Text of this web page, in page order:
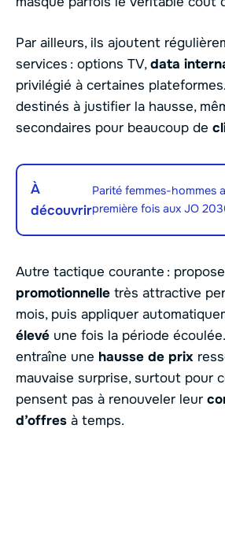
Par ailleurs, ils ajoutent
services : options TV,data
privilégié à certaines
destinés à justifier la hausse,
secondaires pour beaucoup de
À
découvrir
Parité femmes-hommes
première fois aux JO
Autre tactique courante :
promotionnelle très attractive
mois, puis appliquer
élevé une fois la période
entraîne une hausse de prix
mauvaise surprise, surtout pour
pensent pas à renouveler leur
d’offres à temps.